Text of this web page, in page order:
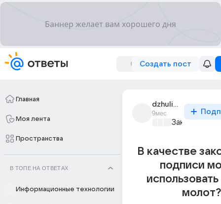
Создать пост
Главная
Моя лента
Пространства
В ТОПЕ НА ОТВЕТАХ
Информационные технологии
dzhulio_bikolini
9мес
Закон и
В качестве
подписи
молот?